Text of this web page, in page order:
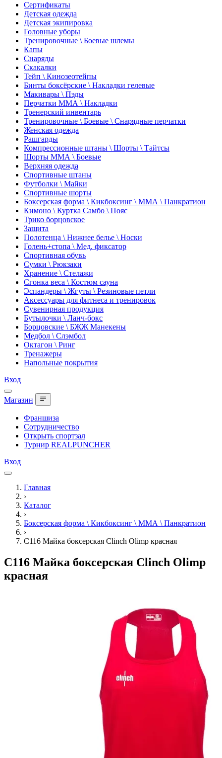
Сертификаты
Детская одежда
Детская экипировка
Головные уборы
Тренировочные \ Боевые шлемы
Капы
Снаряды
Скакалки
Тейп \ Кинозеотейпы
Бинты боксёрские \ Накладки гелевые
Макивары \ Пэды
Перчатки ММА \ Накладки
Тренерский инвентарь
Тренировочные \ Боевые \ Снарядные перчатки
Женская одежда
Рашгарды
Компрессионные штаны \ Шорты \ Тайтсы
Шорты ММА \ Боевые
Верхняя одежда
Спортивные штаны
Футболки \ Майки
Спортивные шорты
Боксерская форма \ Кикбоксинг \ ММА \ Панкратион
Кимоно \ Куртка Самбо \ Пояс
Трико борцовское
Защита
Полотенца \ Нижнее белье \ Носки
Голень+стопа \ Мед. фиксатор
Спортивная обувь
Сумки \ Рюкзаки
Хранение \ Стелажи
Сгонка веса \ Костюм сауна
Эспандеры \ Жгуты \ Резиновые петли
Аксессуары для фитнеса и тренировок
Сувенирная продукция
Бутылочки \ Ланч-бокс
Борцовские \ БЖЖ Манекены
Медбол \ Слэмбол
Октагон \ Ринг
Тренажеры
Напольные покрытия
Вход
Магазин
Франшиза
Сотрудничество
Открыть спортзал
Турнир REALPUNCHER
Вход
Главная
›
Каталог
›
Боксерская форма \ Кикбоксинг \ ММА \ Панкратион
›
C116 Майка боксерская Clinch Olimp красная
C116 Майка боксерская Clinch Olimp
красная